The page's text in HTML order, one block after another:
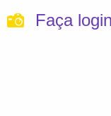
Faça